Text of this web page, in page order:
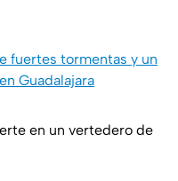
fuertes tormentas y un
Guadalajara
en un vertedero de